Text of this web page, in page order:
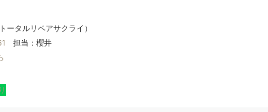
ータルリペアサクライ）
担当：櫻井